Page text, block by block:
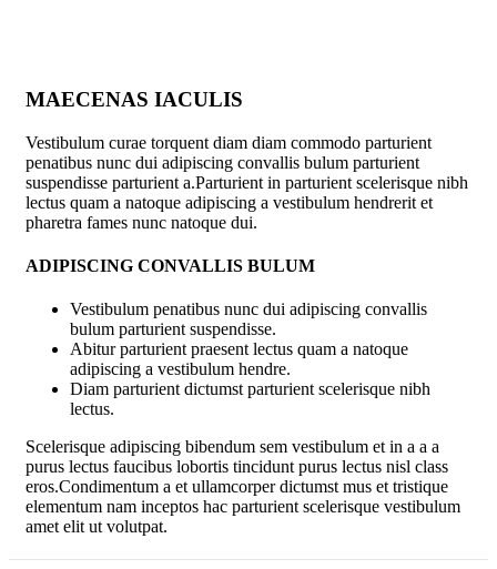
MAECENAS IACULIS
Vestibulum curae torquent diam diam commodo parturient
penatibus nunc dui adipiscing convallis bulum parturient
suspendisse parturient a.Parturient in parturient scelerisque nibh
lectus quam a natoque adipiscing a vestibulum hendrerit et
pharetra fames nunc natoque dui.
ADIPISCING CONVALLIS BULUM
Vestibulum penatibus nunc dui adipiscing convallis
bulum parturient suspendisse.
Abitur parturient praesent lectus quam a natoque
adipiscing a vestibulum hendre.
Diam parturient dictumst parturient scelerisque nibh
lectus.
Scelerisque adipiscing bibendum sem vestibulum et in a a a
purus lectus faucibus lobortis tincidunt purus lectus nisl class
eros.Condimentum a et ullamcorper dictumst mus et tristique
elementum nam inceptos hac parturient scelerisque vestibulum
amet elit ut volutpat.